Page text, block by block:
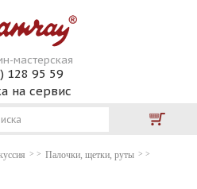
мастерская
128 95 59
на сервис
Палочки, щетки, руты